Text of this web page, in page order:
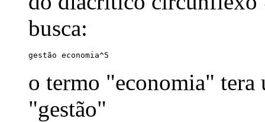
busca:
gestão economia^5
o termo "economia" tera
"gestão"